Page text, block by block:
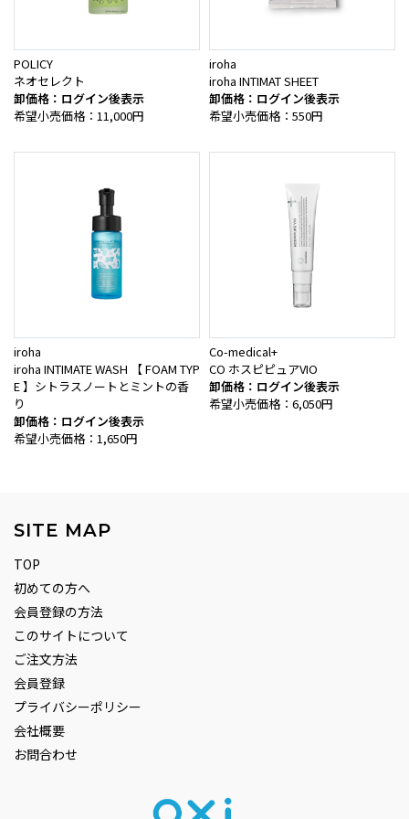
POLICY
ネオセレクト
卸価格：ログイン後表示
希望小売価格：11,000円
iroha
iroha INTIMAT SHEET
卸価格：ログイン後表示
希望小売価格：550円
iroha
iroha INTIMATE WASH 【 FOAM TYP
E 】シトラスノートとミントの香
り
卸価格：ログイン後表示
希望小売価格：1,650円
Co-medical+
CO ホスピピュアVIO
卸価格：ログイン後表示
希望小売価格：6,050円
SITE MAP
TOP
初めての方へ
会員登録の方法
このサイトについて
ご注文方法
会員登録
プライバシーポリシー
会社概要
お問合わせ